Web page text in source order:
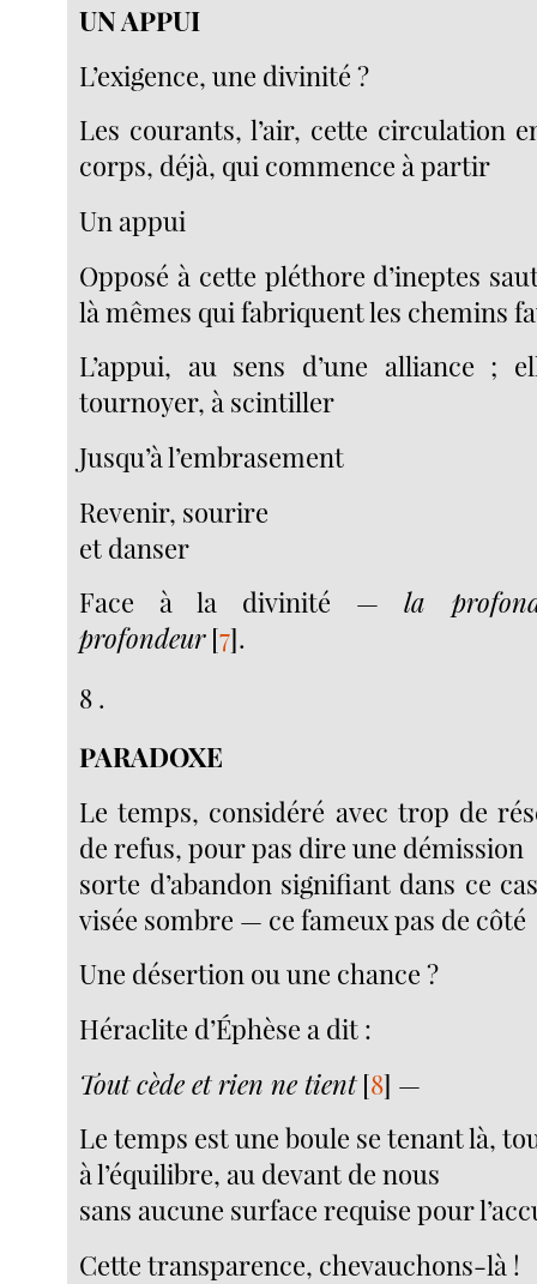
UN APPUI
L’exigence, une divinité ?
Les courants, l’air, cette circulation
corps, déjà, qui commence à partir
Un appui
Opposé à cette pléthore d’ineptes
là mêmes qui fabriquent les chemins
L’appui, au sens d’une alliance ;
tournoyer, à scintiller
Jusqu’à l’embrasement
Revenir, sourire
et danser
Face à la divinité —la
profondeur[7].
8 .
PARADOXE
Le temps, considéré avec trop de
de refus, pour pas dire une démission
sorte d’abandon signifiant dans ce
visée sombre — ce fameux pas de côté
Une désertion ou une chance ?
Héraclite d’Éphèse a dit :
Tout cède et rien ne tient[8] —
Le temps est une boule se tenant là,
à l’équilibre, au devant de nous
sans aucune surface requise pour
Cette transparence, chevauchons-là !